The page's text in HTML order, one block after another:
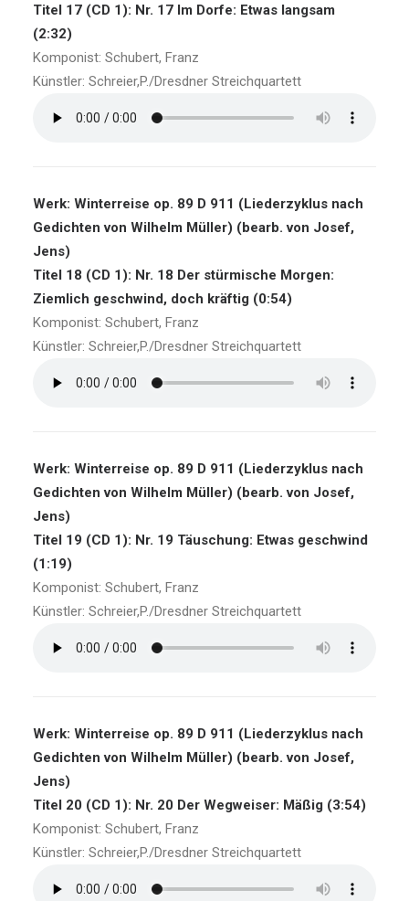
Titel 17 (CD 1): Nr. 17 Im Dorfe: Etwas langsam
(2:32)
Komponist: Schubert, Franz
Künstler: Schreier,P./Dresdner Streichquartett
Werk: Winterreise op. 89 D 911 (Liederzyklus nach
Gedichten von Wilhelm Müller) (bearb. von Josef,
Jens)
Titel 18 (CD 1): Nr. 18 Der stürmische Morgen:
Ziemlich geschwind, doch kräftig (0:54)
Komponist: Schubert, Franz
Künstler: Schreier,P./Dresdner Streichquartett
Werk: Winterreise op. 89 D 911 (Liederzyklus nach
Gedichten von Wilhelm Müller) (bearb. von Josef,
Jens)
Titel 19 (CD 1): Nr. 19 Täuschung: Etwas geschwind
(1:19)
Komponist: Schubert, Franz
Künstler: Schreier,P./Dresdner Streichquartett
Werk: Winterreise op. 89 D 911 (Liederzyklus nach
Gedichten von Wilhelm Müller) (bearb. von Josef,
Jens)
Titel 20 (CD 1): Nr. 20 Der Wegweiser: Mäßig (3:54)
Komponist: Schubert, Franz
Künstler: Schreier,P./Dresdner Streichquartett